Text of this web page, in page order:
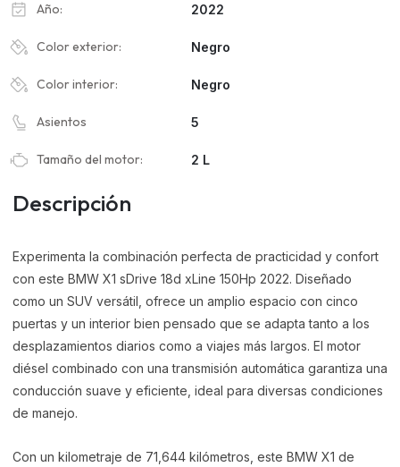
Año: 2022
Color exterior: Negro
Color interior: Negro
Asientos 5
Tamaño del motor: 2 L
Descripción
Experimenta la combinación perfecta de practicidad y confort
con este BMW X1 sDrive 18d xLine 150Hp 2022. Diseñado
como un SUV versátil, ofrece un amplio espacio con cinco
puertas y un interior bien pensado que se adapta tanto a los
desplazamientos diarios como a viajes más largos. El motor
diésel combinado con una transmisión automática garantiza una
conducción suave y eficiente, ideal para diversas condiciones
de manejo.
Con un kilometraje de 71,644 kilómetros, este BMW X1 de